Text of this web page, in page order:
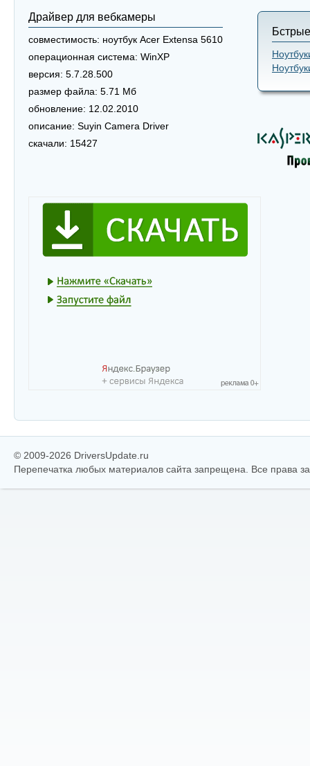
Драйвер для вебкамеры
совместимость: ноутбук Acer Extensa 5610
операционная система: WinXP
версия: 5.7.28.500
размер файла: 5.71 Мб
обновление: 12.02.2010
описание: Suyin Camera Driver
скачали: 15427
© 2009-2026 DriversUpdate.ru
Перепечатка любых материалов сайта запрещена. Все права